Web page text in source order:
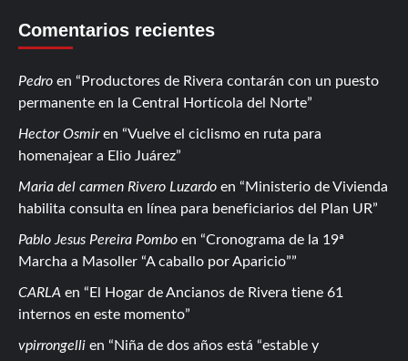
Comentarios recientes
Pedro en
Productores de Rivera contarán con un puesto
permanente en la Central Hortícola del Norte
Hector Osmiren
Vuelve el ciclismo en ruta para
homenajear a Elio Juárez
Maria del carmen Rivero Luzardo en
Ministerio de Vivienda
habilita consulta en línea para beneficiarios del Plan UR
Pablo Jesus Pereira Pombo en
Cronograma de la 19ª
Marcha a Masoller “A caballo por Aparicio”
CARLA en
El Hogar de Ancianos de Rivera tiene 61
internos en este momento
vpirrongelli en
Niña de dos años está “estable y